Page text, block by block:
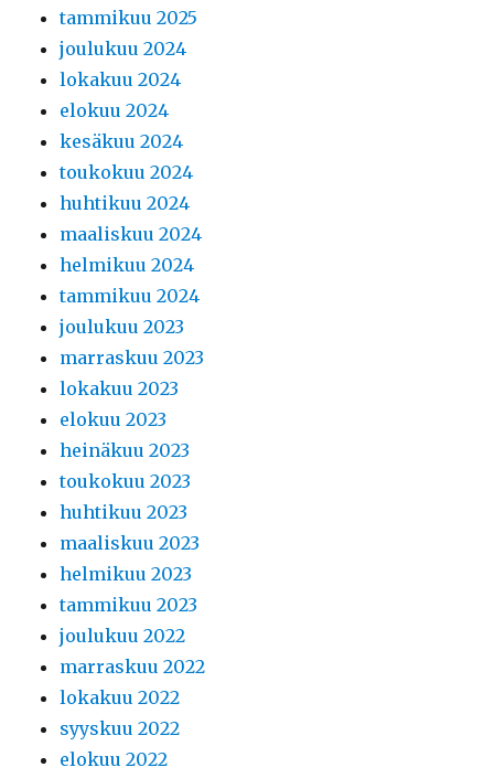
tammikuu 2025
joulukuu 2024
lokakuu 2024
elokuu 2024
kesäkuu 2024
toukokuu 2024
huhtikuu 2024
maaliskuu 2024
helmikuu 2024
tammikuu 2024
joulukuu 2023
marraskuu 2023
lokakuu 2023
elokuu 2023
heinäkuu 2023
toukokuu 2023
huhtikuu 2023
maaliskuu 2023
helmikuu 2023
tammikuu 2023
joulukuu 2022
marraskuu 2022
lokakuu 2022
syyskuu 2022
elokuu 2022